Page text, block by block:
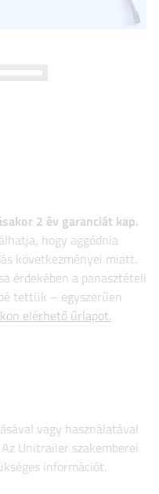
2 év garanciát kap.
hogy aggódnia
következményei miatt.
érdekében a panasztételi
tettük – egyszerűen
elérhető űrlapot.
vagy használatával
Unitrailer szakemberei
információt.